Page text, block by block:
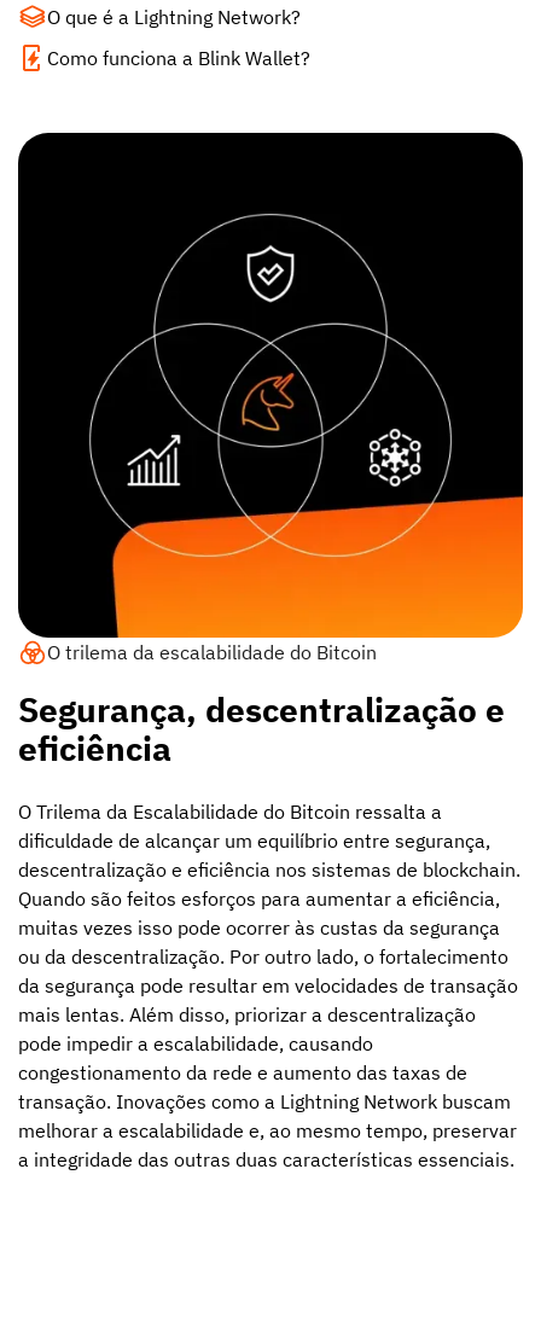
O que é a Lightning Network?
Como funciona a Blink Wallet?
O trilema da escalabilidade do Bitcoin
Segurança, descentralização e
eficiência
O Trilema da Escalabilidade do Bitcoin ressalta a
dificuldade de alcançar um equilíbrio entre segurança,
descentralização e eficiência nos sistemas de blockchain.
Quando são feitos esforços para aumentar a eficiência,
muitas vezes isso pode ocorrer às custas da segurança
ou da descentralização. Por outro lado, o fortalecimento
da segurança pode resultar em velocidades de transação
mais lentas. Além disso, priorizar a descentralização
pode impedir a escalabilidade, causando
congestionamento da rede e aumento das taxas de
transação. Inovações como a Lightning Network buscam
melhorar a escalabilidade e, ao mesmo tempo, preservar
a integridade das outras duas características essenciais.